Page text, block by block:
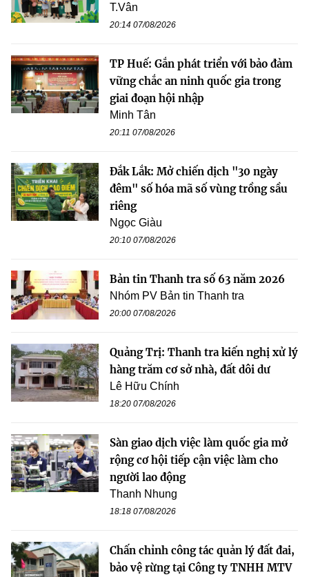
T.Vân
20:14 07/08/2026
TP Huế: Gắn phát triển với bảo đảm
vững chắc an ninh quốc gia trong
giai đoạn hội nhập
Minh Tân
20:11 07/08/2026
Đắk Lắk: Mở chiến dịch "30 ngày
đêm" số hóa mã số vùng trồng sầu
riêng
Ngọc Giàu
20:10 07/08/2026
Bản tin Thanh tra số 63 năm 2026
Nhóm PV Bản tin Thanh tra
20:00 07/08/2026
Quảng Trị: Thanh tra kiến nghị xử lý
hàng trăm cơ sở nhà, đất dôi dư
Lê Hữu Chính
18:20 07/08/2026
Sàn giao dịch việc làm quốc gia mở
rộng cơ hội tiếp cận việc làm cho
người lao động
Thanh Nhung
18:18 07/08/2026
Chấn chỉnh công tác quản lý đất đai,
bảo vệ rừng tại Công ty TNHH MTV